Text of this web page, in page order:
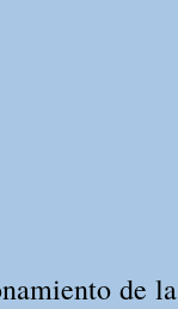
de la